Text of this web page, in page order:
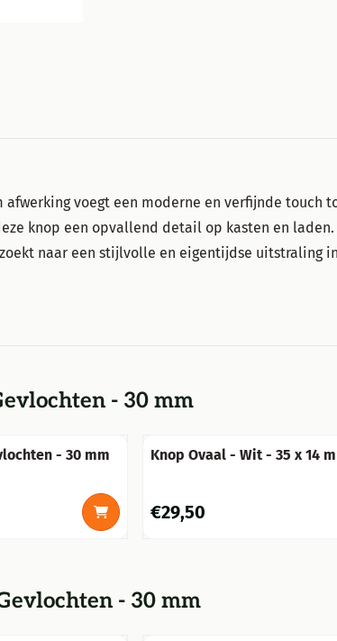
voegt een moderne en verfijnde touch
knop een opvallend detail op kasten en laden.
naar een stijlvolle en eigentijdse uitstraling
- 30 mm
- 30 mm Knop Ovaal - Wit - 35 x 14
Prijs: 29,50
€29,50
- 30 mm